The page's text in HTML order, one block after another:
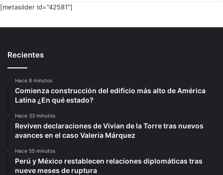
[metaslider id="42581"]
Recientes
Hace 8 minutos
Comienza construcción del edificio más alto de América
Latina ¿En qué estado?
Hace 33 minutos
Reviven declaraciones de Vivian de la Torre tras nuevos
avances en el caso Valeria Márquez
Hace 55 minutos
Perú y México restablecen relaciones diplomáticas tras
nueve meses de ruptura